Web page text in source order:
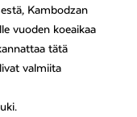
Kambodzan
vuoden koeaikaa
tätä
valmiita